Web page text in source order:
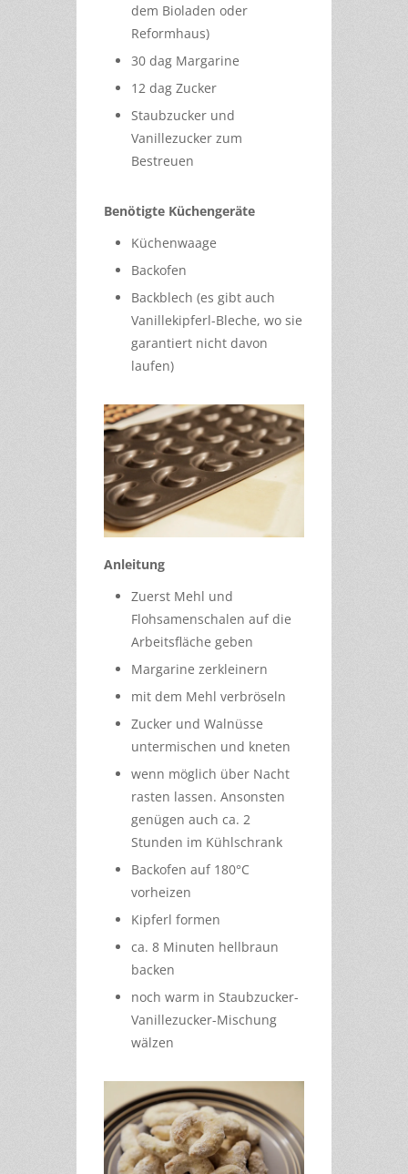
dem Bioladen oder
Reformhaus)
30 dag Margarine
12 dag Zucker
Staubzucker und
Vanillezucker zum
Bestreuen
Benötigte Küchengeräte
Küchenwaage
Backofen
Backblech (es gibt auch
Vanillekipferl-Bleche, wo sie
garantiert nicht davon
laufen)
Anleitung
Zuerst Mehl und
Flohsamenschalen auf die
Arbeitsfläche geben
Margarine zerkleinern
mit dem Mehl verbröseln
Zucker und Walnüsse
untermischen und kneten
wenn möglich über Nacht
rasten lassen. Ansonsten
genügen auch ca. 2
Stunden im Kühlschrank
Backofen auf 180°C
vorheizen
Kipferl formen
ca. 8 Minuten hellbraun
backen
noch warm in Staubzucker-
Vanillezucker-Mischung
wälzen